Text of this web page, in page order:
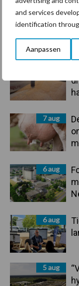
and services
identification
Aanpassen
Sidebar
Recent
7 aug
6 aug
6 aug
5 aug